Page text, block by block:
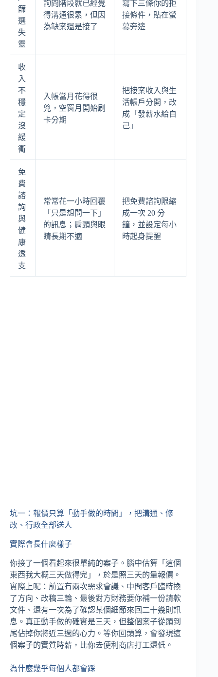
篩
選
失
靈
詢問階段就已經覺
得溝通很累，但因
為缺案還是接了
寫下三條你的拒
接條件，貼在螢
幕旁邊
收
入
不
穩
定
沒
緩
衝
入帳當月花得很
兇，空窗月開始刷
卡分期
把接案收入與生
活帳戶分開，改
成「發薪水給自
己」
免
費
諮
詢
與
健
康
透
支
常常花一小時回覆
「只是想問一下」
的訊息；肩頸與眼
睛長期不適
把免費諮詢限縮
成一次 20 分
鐘，並設定每小
時起身提醒
坑一：報價只算「動手做的時間」，把溝通、修
改、行政全部送人
實際會長什麼樣子
你接了一個看起來很單純的案子。腦中估算「這個
東西我大概三天做得完」，於是照三天的量報價。
實際上呢：前置有兩次需求會議、中間客戶臨時換
了方向、改稿三輪、最後對方財務要你補一份請款
文件、還有一次為了確認某個細節來回二十幾則訊
息。真正動手做的確實是三天，但整個案子從頭到
尾佔掉你將近三週的心力。等你回頭算，會發現這
個案子的實質時薪，比你去便利商店打工還低。
為什麼幾乎每個人都會踩